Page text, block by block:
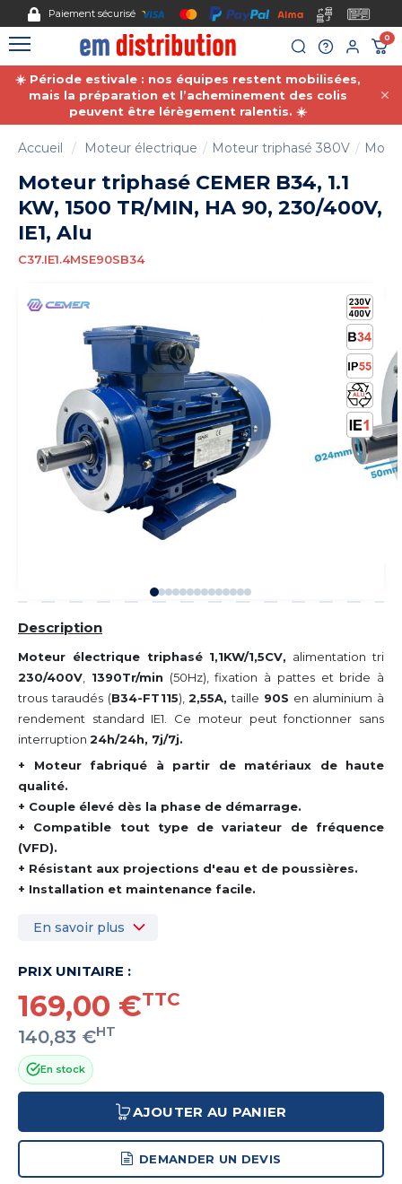
Paiement sécurisé
0
☀️ Période estivale : nos équipes restent mobilisées,
mais la préparation et l’acheminement des colis
peuvent être lérègement ralentis. ☀️
Accueil Moteur électrique Moteur triphasé 380V
Moteur triphasé CEMER B34, 1.1
KW, 1500 TR/MIN, HA 90, 230/400V,
IE1, Alu
C37.IE1.4MSE90SB34
Description
Moteur électrique triphasé 1,1KW/1,5CV, alimentation tri
230/400V
1390Tr/min (50Hz), fixation à pattes et bride à
trous taraudés (B34-FT115),2,55A, taille 90S en aluminium à
rendement standard IE1. Ce moteur peut fonctionner sans
interruption 24h/24h, 7j/7j.
+ Moteur fabriqué à partir de matériaux de haute
qualité.
+ Couple élevé dès la phase de démarrage.
+ Compatible tout type de variateur de fréquence
(VFD).
+ Résistant aux projections d'eau et de poussières.
+ Installation et maintenance facile.
En savoir plus
PRIX UNITAIRE :
169,00 €TTC
140,83 €HT
En stock
AJOUTER AU PANIER
DEMANDER UN DEVIS
Gestion des cookies